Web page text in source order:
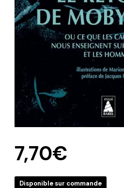
7,70€
Disponible sur commande